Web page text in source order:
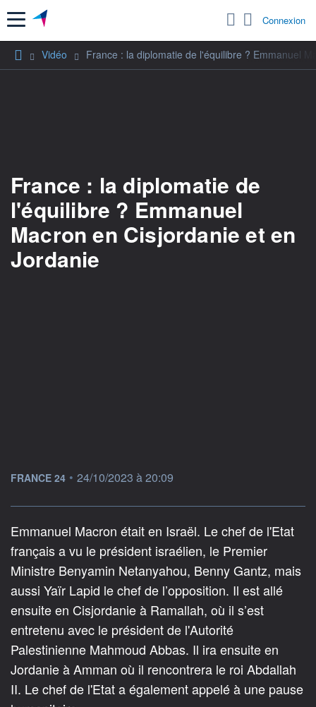
Menu Connexion
Vidéo France : la diplomatie de l'équilibre ? Emmanuel
France : la diplomatie de
l'équilibre ? Emmanuel
Macron en Cisjordanie et en
Jordanie
information fournie par
FRANCE 24 • 24/10/2023 à 20:09
Emmanuel Macron était en Israël. Le chef de l'Etat
français a vu le président israélien, le Premier
Ministre Benyamin Netanyahou, Benny Gantz, mais
aussi Yaïr Lapid le chef de l’opposition. Il est allé
ensuite en Cisjordanie à Ramallah, où il s’est
entretenu avec le président de l'Autorité
Palestinienne Mahmoud Abbas. Il ira ensuite en
Jordanie à Amman où il rencontrera le roi Abdallah
II. Le chef de l'Etat a également appelé à une pause